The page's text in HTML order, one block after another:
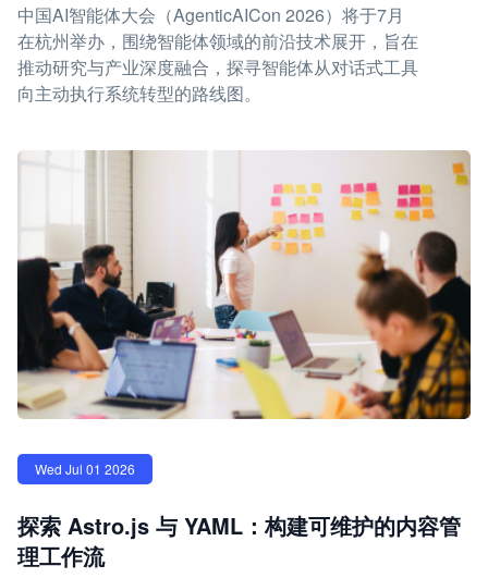
中国AI智能体大会（AgenticAICon 2026）将于7月
在杭州举办，围绕智能体领域的前沿技术展开，旨在
推动研究与产业深度融合，探寻智能体从对话式工具
向主动执行系统转型的路线图。
Wed Jul 01 2026
探索 Astro.js 与 YAML：构建可维护的内容管
理工作流